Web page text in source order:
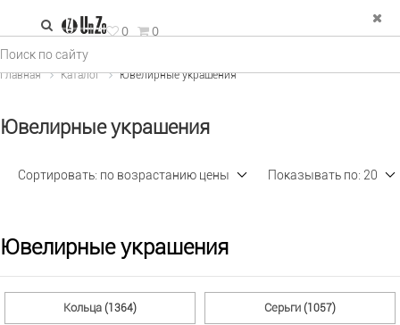
Украшения
и колье
0 0
Главная Каталог Ювелирные украшения
Ювелирные украшения
Сортировать: по возрастанию цены Показывать по: 20
Ювелирные украшения
Кольца (1364) Серьги (1057)